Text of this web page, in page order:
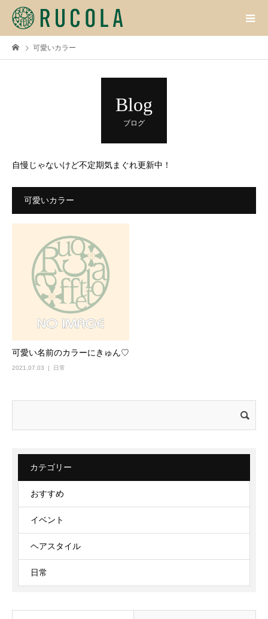
可愛いカラー
Blog
ブログ
自慢じゃないけど不定期気まぐれ更新中！
可愛いカラー
可愛い名前のカラーにきゅん♡
2021.07.03 日常
カテゴリー
おすすめ
イベント
ヘアスタイル
日常